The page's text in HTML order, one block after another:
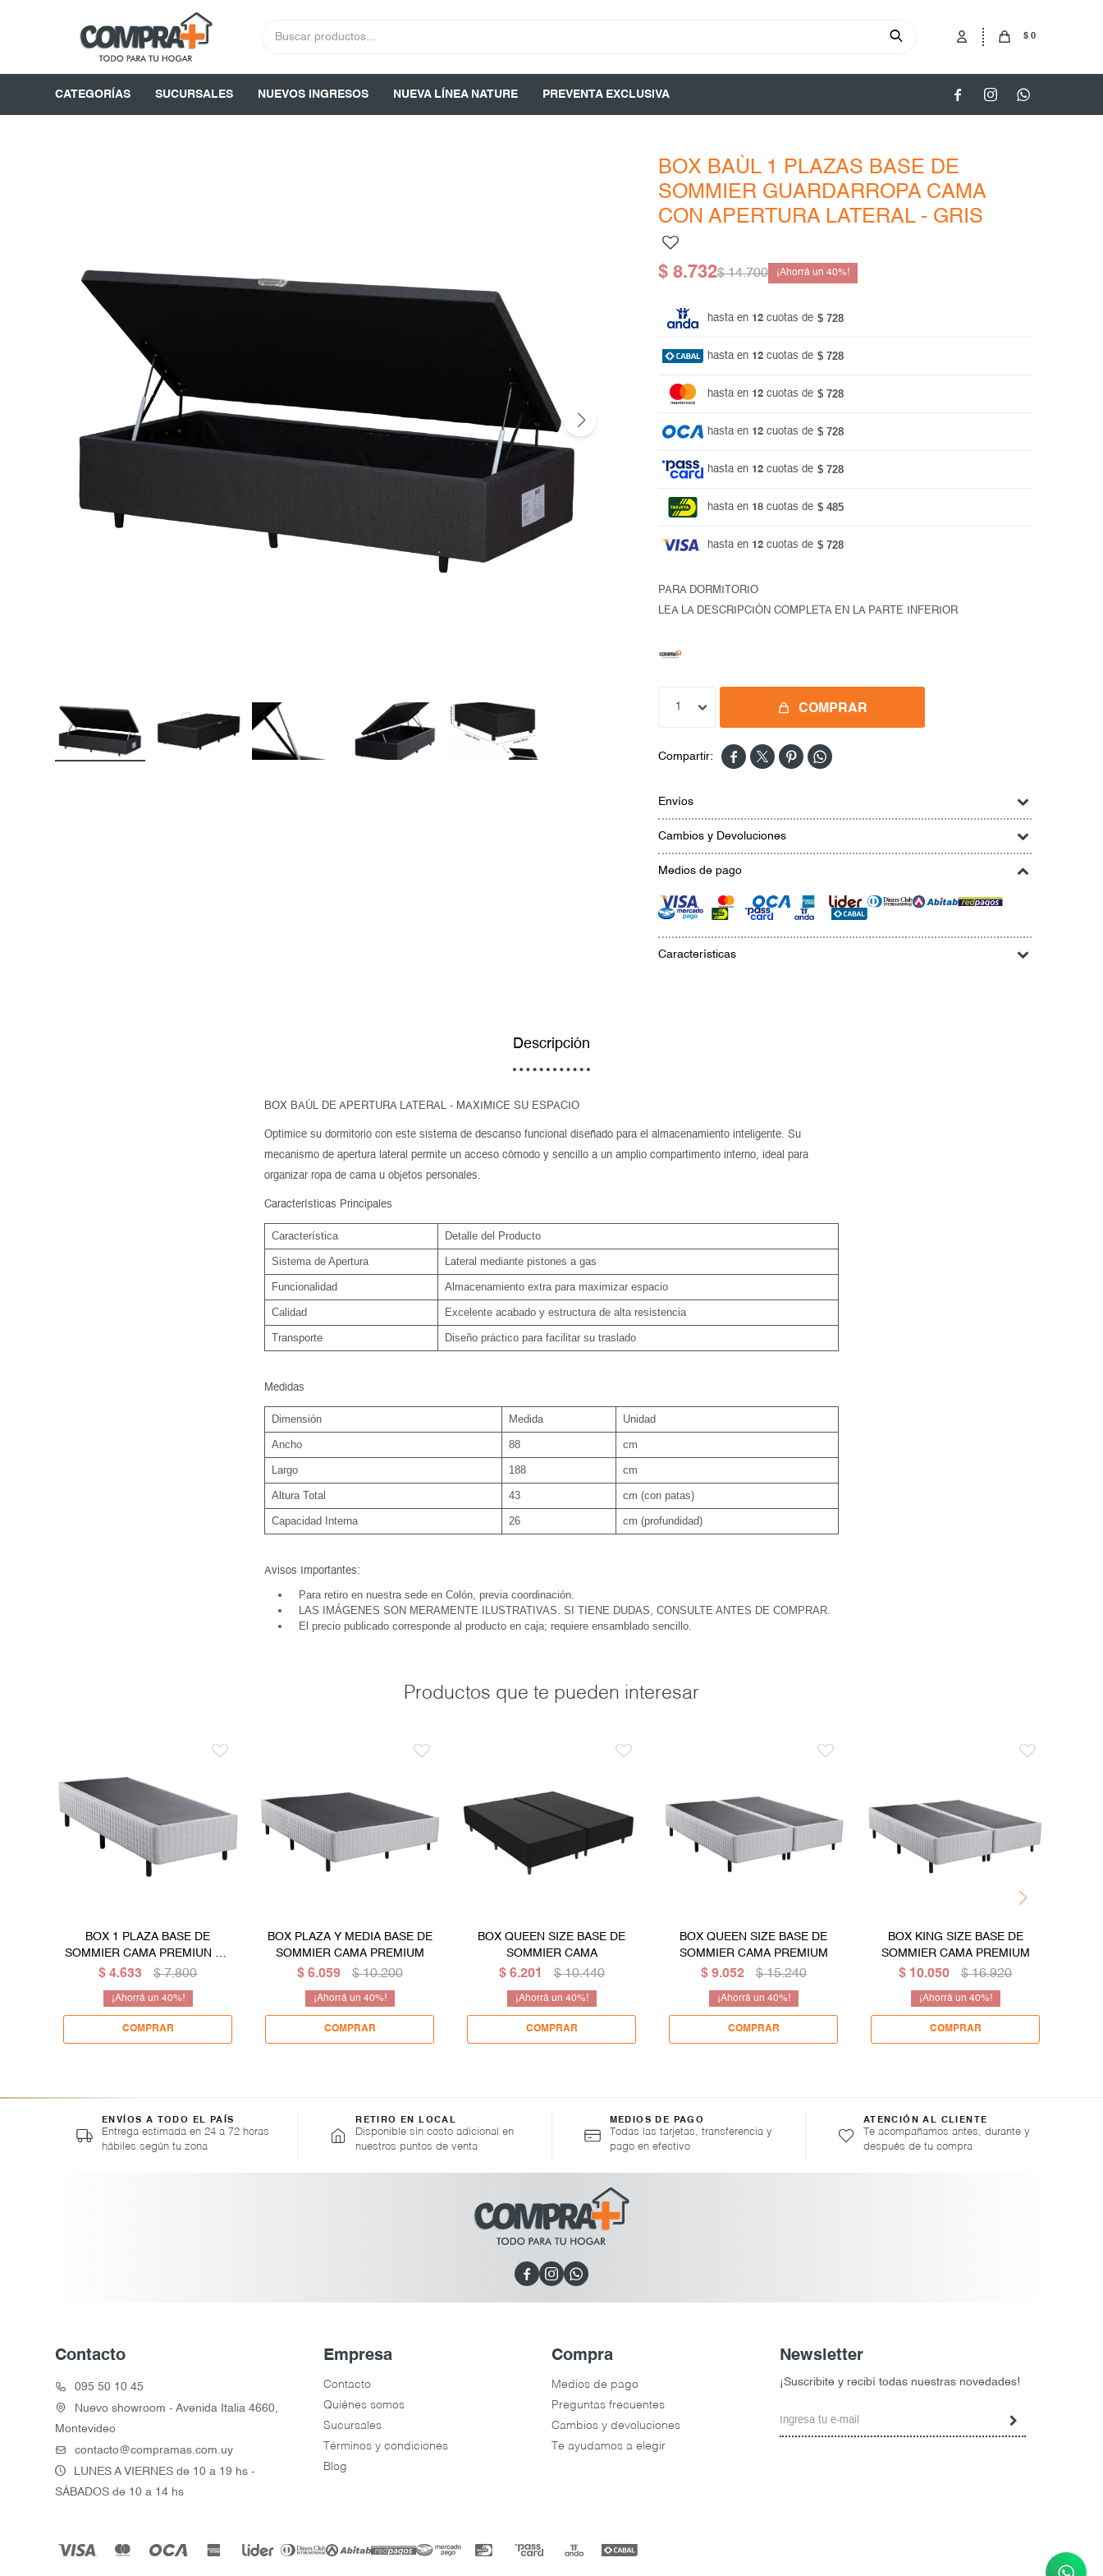
CATEGORÍAS SUCURSALES NUEVOS INGRESOS NUEVA LÍNEA NATURE PREVENTA EXCLUSIVA
$ 0
  
BOX BAÙL 1 PLAZAS BASE DE
SOMMIER GUARDARROPA CAMA
CON APERTURA LATERAL - GRIS
$ 8.732$ 14.700 40
hasta en 12 cuotas de $ 728
hasta en 12 cuotas de $ 728
hasta en 12 cuotas de $ 728
hasta en 12 cuotas de $ 728
hasta en 12 cuotas de $ 728
hasta en 18 cuotas de $ 485
hasta en 12 cuotas de $ 728
PARA DORMITORIO
LEA LA DESCRIPCIÓN COMPLETA EN LA PARTE INFERIOR
1 COMPRAR
   
Envíos
Cambios y Devoluciones
Medios de pago
Características
Descripción
BOX BAÚL DE APERTURA LATERAL - MAXIMICE SU ESPACIO
Optimice su dormitorio con este sistema de descanso funcional diseñado para el almacenamiento inteligente. Su
mecanismo de apertura lateral permite un acceso cómodo y sencillo a un amplio compartimento interno, ideal para
organizar ropa de cama u objetos personales.
Características Principales
Característica Detalle del Producto
Sistema de Apertura Lateral mediante pistones a gas
Funcionalidad Almacenamiento extra para maximizar espacio
Calidad Excelente acabado y estructura de alta resistencia
Transporte Diseño práctico para facilitar su traslado
Medidas
Dimensión Medida Unidad
Ancho 88 cm
Largo 188 cm
Altura Total 43 cm (con patas)
Capacidad Interna 26 cm (profundidad)
Avisos Importantes:
Para retiro en nuestra sede en Colón, previa coordinación.
LAS IMÁGENES SON MERAMENTE ILUSTRATIVAS. SI TIENE DUDAS, CONSULTE ANTES DE COMPRAR.
El precio publicado corresponde al producto en caja; requiere ensamblado sencillo.
Productos que te pueden interesar
BOX 1 PLAZA BASE DE
SOMMIER CAMA PREMIUN DE
80 CM
$ 4.633 $ 7.800
40
BOX PLAZA Y MEDIA BASE DE
SOMMIER CAMA PREMIUM
$ 6.059 $ 10.200
40
BOX QUEEN SIZE BASE DE
SOMMIER CAMA
$ 6.201 $ 10.440
40
BOX QUEEN SIZE BASE DE
SOMMIER CAMA PREMIUM
$ 9.052 $ 15.240
40
BOX KING SIZE BASE DE
SOMMIER CAMA PREMIUM
$ 10.050 $ 16.920
40
ENVÍOS A TODO EL PAÍS
Entrega estimada en 24 a 72 horas
hábiles según tu zona
RETIRO EN LOCAL
Disponible sin costo adicional en
nuestros puntos de venta
MEDIOS DE PAGO
Todas las tarjetas, transferencia y
pago en efectivo
ATENCIÓN AL CLIENTE
Te acompañamos antes, durante y
después de tu compra
  
Contacto
095 50 10 45
Nuevo showroom - Avenida Italia 4660,
Montevideo
contacto@compramas.com.uy
LUNES A VIERNES de 10 a 19 hs -
SÁBADOS de 10 a 14 hs
Empresa
Contacto
Quiénes somos
Sucursales
Términos y condiciones
Blog
Compra
Medios de pago
Preguntas frecuentes
Cambios y devoluciones
Te ayudamos a elegir
Newsletter
¡Suscribite y recibí todas nuestras novedades!